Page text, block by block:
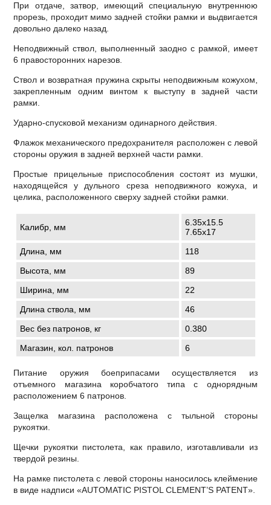
При отдаче, затвор, имеющий специальную внутреннюю
прорезь, проходит мимо задней стойки рамки и выдвигается
довольно далеко назад.
Неподвижный ствол, выполненный заодно с рамкой, имеет
6 правосторонних нарезов.
Ствол и возвратная пружина скрыты неподвижным кожухом,
закрепленным одним винтом к выступу в задней части
рамки.
Ударно-спусковой механизм одинарного действия.
Флажок механического предохранителя расположен с левой
стороны оружия в задней верхней части рамки.
Простые прицельные приспособления состоят из мушки,
находящейся у дульного среза неподвижного кожуха, и
целика, расположенного сверху задней стойки рамки.
Калибр, мм
6.35х15.5
7.65х17
Длина, мм
118
Высота, мм
89
Ширина, мм
22
Длина ствола, мм
46
Вес без патронов, кг
0.380
Магазин, кол. патронов
6
Питание оружия боеприпасами осуществляется из
отъемного магазина коробчатого типа с однорядным
расположением 6 патронов.
Защелка магазина расположена с тыльной стороны
рукоятки.
Щечки рукоятки пистолета, как правило, изготавливали из
твердой резины.
На рамке пистолета с левой стороны наносилось клеймение
в виде надписи «AUTOMATIC PISTOL CLEMENT’S PATENT».